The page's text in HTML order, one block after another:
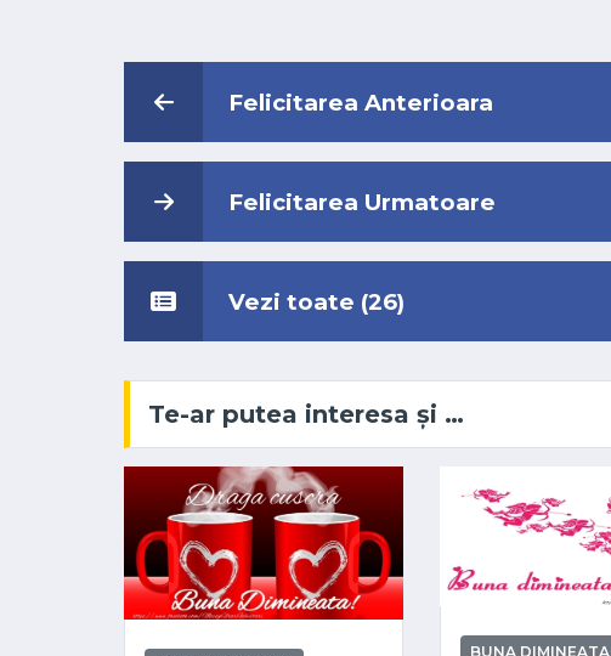
Felicitarea Anterioara
Felicitarea Urmatoare
Vezi toate (26)
Te-ar putea interesa și …
BUNA DIMINEATA